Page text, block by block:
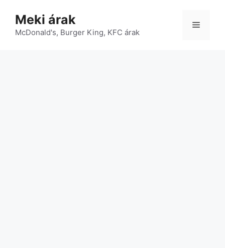
tartalomba
Meki árak
McDonald's, Burger King, KFC árak
Menü